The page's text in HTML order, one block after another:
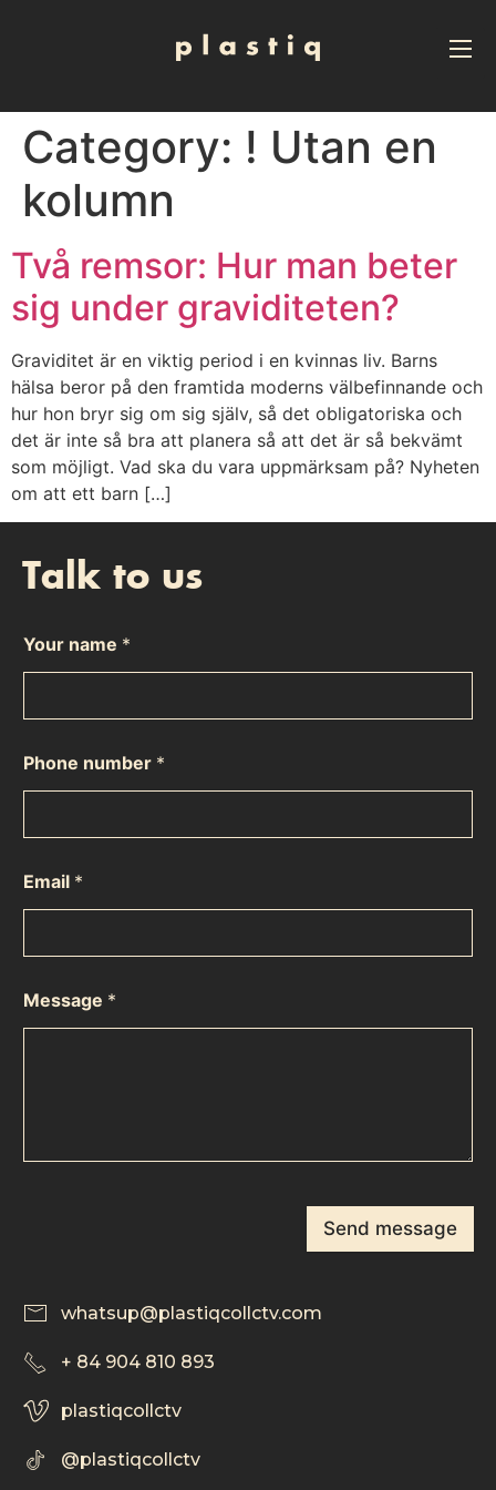
Category: ! Utan en
kolumn
Två remsor: Hur man beter
sig under graviditeten?
Graviditet är en viktig period i en kvinnas liv. Barns
hälsa beror på den framtida moderns välbefinnande och
hur hon bryr sig om sig själv, så det obligatoriska och
det är inte så bra att planera så att det är så bekvämt
som möjligt. Vad ska du vara uppmärksam på? Nyheten
om att ett barn […]
Talk to us
Your name *
Phone number *
Email *
Message *
Send message
whatsup@plastiqcollctv.com
+ 84 904 810 893
plastiqcollctv
@plastiqcollctv